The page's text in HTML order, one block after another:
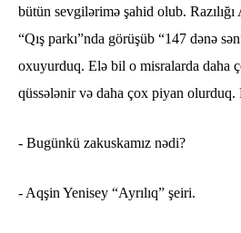
bütün sevgilərimə şahid olub. Razılığı
“Qış parkı”nda görüşüb “147 dənə
oxuyurduq. Elə bil o misralarda daha
qüssələnir və daha çox piyan
- Bugünkü zakuskamız nədi?
- Aqşin Yenisey “Ayrılıq” şeiri.